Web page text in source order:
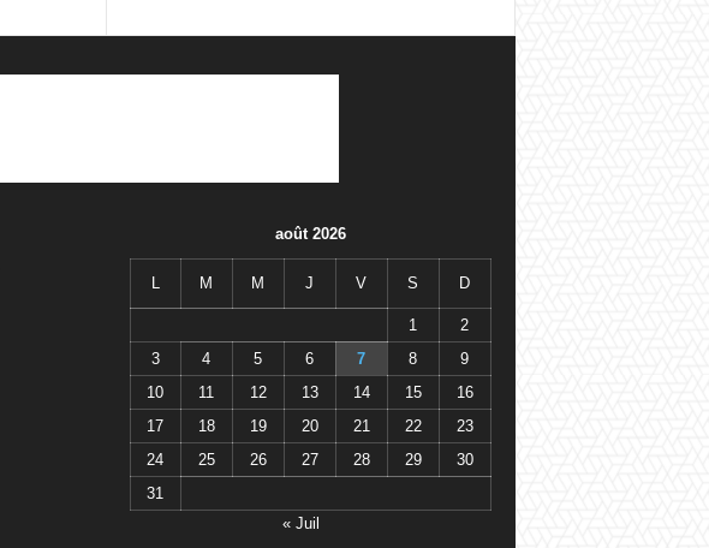
août 2026
L M M J V S D
1
2
3
4 5 6 7 8
9
10
11 12 13 14 15
16
17
18 19 20 21 22
23
24
25 26 27 28 29
30
31
« Juil